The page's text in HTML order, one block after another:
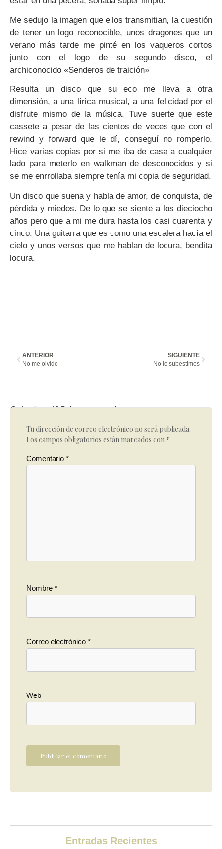
Me sedujo la imagen que ellos transmitian, la cuestión
de tener un logo reconocible, unos dragones que un
verano más tarde me pinté en los vaqueros cortos
junto con el logo de su segundo disco, el
archiconocido «Senderos de traición»
Resulta un disco que su eco me lleva a otra
dimensión, a una lírica musical, a una felicidad por el
disfrute mismo de la música. Tuve suerte que este
cassete a pesar de las cientos de veces que con el
rewind y forward que le dí, conseguí no romperlo.
Hice varias copias por si me iba de casa a cualquier
lado para meterlo en walkman de desconocidos y si
se me enrrollaba siempre tenía mi copia de seguridad.
Un disco que suena y habla de amor, de conquista, de
pérdida y miedos. De lo que se siente a los dieciocho
años pero que a mi me dura hasta los casi cuarenta y
cinco. Una guitarra que es como una escalera hacía el
cielo y unos versos que me hablan de locura, bendita
locura.
ANTERIOR
No me olvido
SIGUIENTE
No lo subestimes
Qué opinas tú? Deja tu comentario
Tu dirección de correo electrónico no será publicada.
Los campos obligatorios están marcados con *
Comentario *
Nombre *
Correo electrónico *
Web
Entradas Recientes